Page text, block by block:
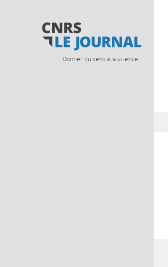
Donner du sens à la science